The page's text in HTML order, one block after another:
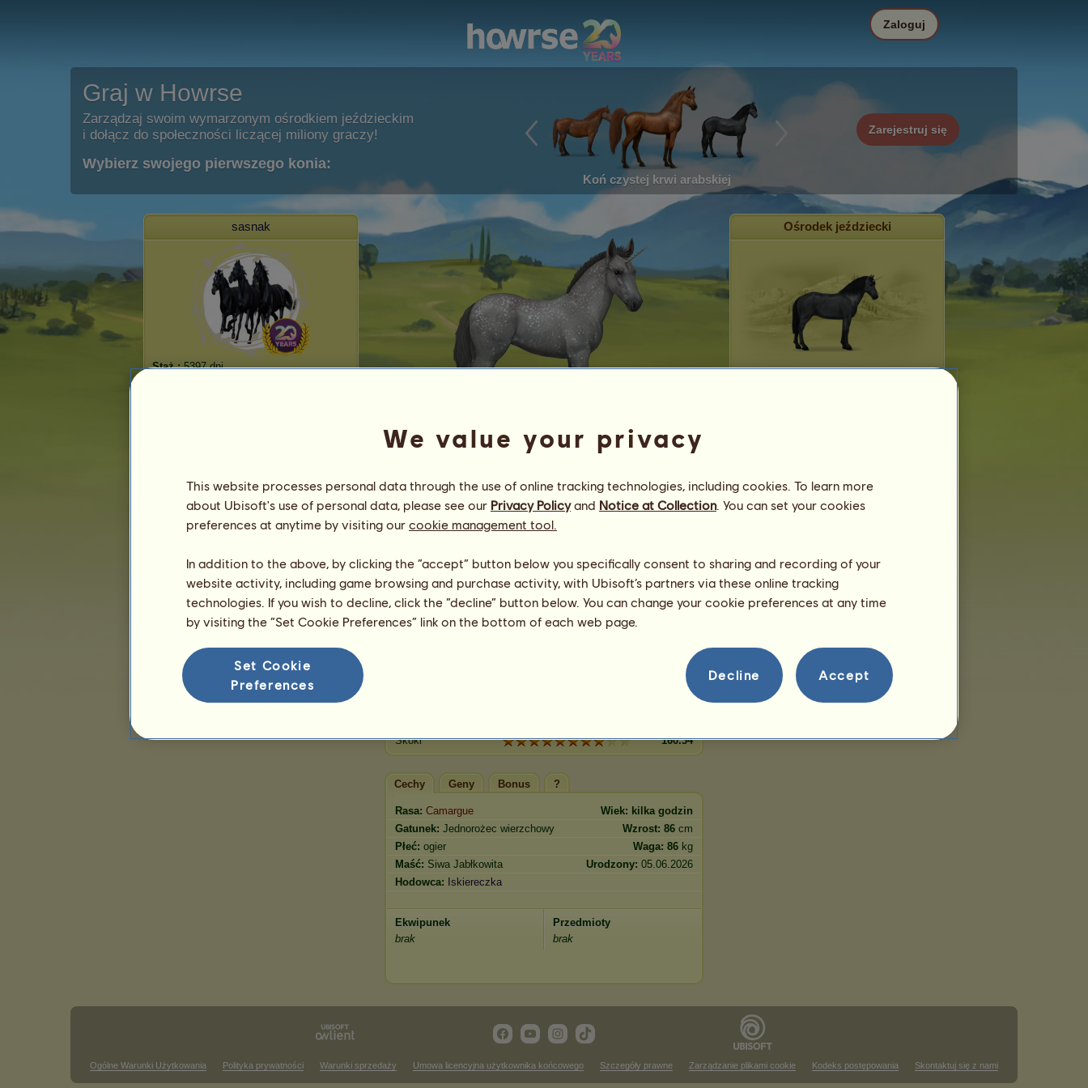
Graj w Howrse
Zarządzaj swoim wymarzonym ośrodkiem jeździeckim
i dołącz do społeczności liczącej miliony graczy!
Wybierz swojego pierwszego konia:
Koń czystej krwi arabskiej
Zarejestruj się
Zaloguj
sasnak
Staż :5397 dni
Ranking ogólny
Ranking gatunków
Władcy Ciemnośći
Energia 88%
Zdrowie
100
185.56
245.42
Skoki
160.34
Cechy Geny Bonus ?
Rasa: Camargue Wiek: kilka godzin
Gatunek: Jednorożec wierzchowy Wzrost: 86 cm
Płeć: ogier Waga: 86 kg
Maść: Siwa Jabłkowita Urodzony: 05.06.2026
Hodowca: Iskiereczka
Ekwipunek
brak
Przedmioty
brak
Ośrodek jeździecki
Kleant będzie w stanie
trenować w wieku 2 lata.
On ma dopiero parę godzin!
Ogólne Warunki Użytkowania Polityka prywatności Warunki sprzedaży Umowa licencyjna użytkownika końcowego Szczegóły prawne Zarządzanie plikami cookie Kodeks postępowania Skontaktuj się z nami
We value your privacy
This website processes personal data through the use of online tracking technologies, including cookies. To learn more
about Ubisoft's use of personal data, please see our Privacy Policyand Notice at Collection. You can set your cookies
preferences at anytime by visiting our cookie management tool.
In addition to the above, by clicking the “accept” button below you specifically consent to sharing and recording of your
website activity, including game browsing and purchase activity, with Ubisoft’s partners via these online tracking
technologies. If you wish to decline, click the “decline” button below. You can change your cookie preferences at any time
by visiting the “Set Cookie Preferences” link on the bottom of each web page.
Set Cookie
Preferences
Decline Accept